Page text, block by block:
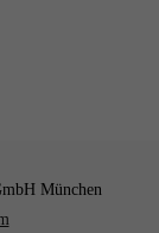
München